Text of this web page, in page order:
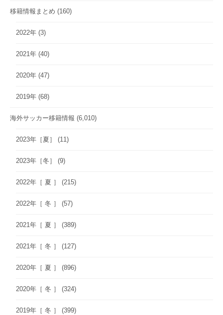
移籍情報まとめ (160)
2022年 (3)
2021年 (40)
2020年 (47)
2019年 (68)
海外サッカー移籍情報 (6,010)
2023年［夏］ (11)
2023年［冬］ (9)
2022年［ 夏 ］ (215)
2022年［ 冬 ］ (57)
2021年［ 夏 ］ (389)
2021年［ 冬 ］ (127)
2020年［ 夏 ］ (896)
2020年［ 冬 ］ (324)
2019年［ 冬 ］ (399)